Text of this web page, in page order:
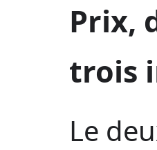
Prix,
trois
Le